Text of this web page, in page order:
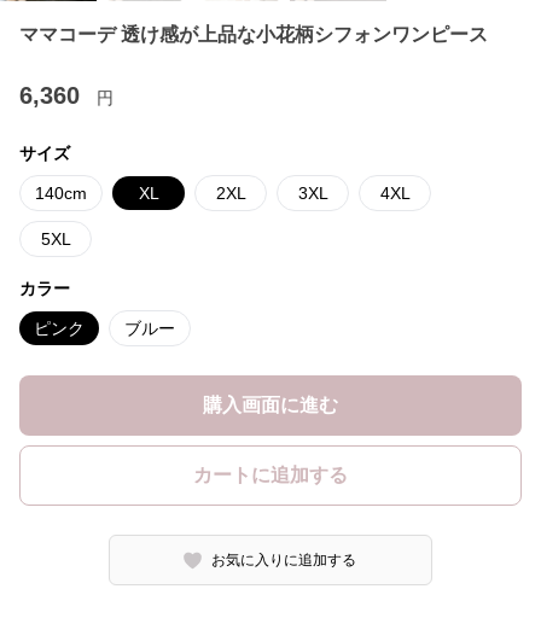
ママコーデ 透け感が上品な小花柄シフォンワンピース
6,360 円
サイズ
140cm XL 2XL 3XL 4XL
5XL
カラー
ピンク ブルー
購入画面に進む
カートに追加する
お気に入りに追加する